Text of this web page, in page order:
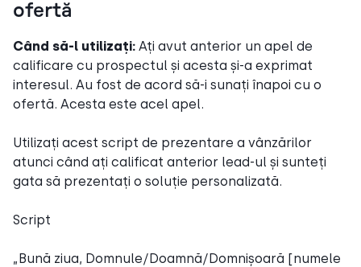
ofertă
Când să-l utilizați: Ați avut anterior un apel de
calificare cu prospectul și acesta și-a exprimat
interesul. Au fost de acord să-i sunați înapoi cu o
ofertă. Acesta este acel apel.
Utilizați acest script de prezentare a vânzărilor
atunci când ați calificat anterior lead-ul și sunteți
gata să prezentați o soluție personalizată.
Script
„Bună ziua, Domnule/Doamnă/Domnișoară [numele